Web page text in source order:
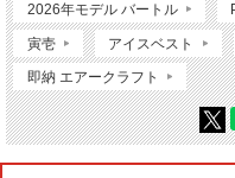
2026年モデル バートル
寅壱 アイスベスト
即納 エアークラフト